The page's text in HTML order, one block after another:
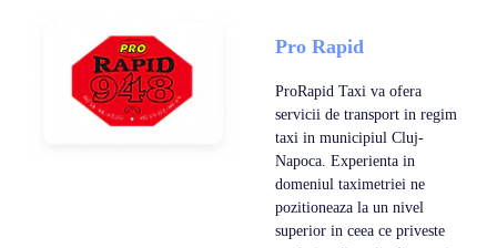
Pro Rapid
ProRapid Taxi va ofera
servicii de transport in regim
taxi in municipiul Cluj-
Napoca. Experienta in
domeniul taximetriei ne
pozitioneaza la un nivel
superior in ceea ce priveste